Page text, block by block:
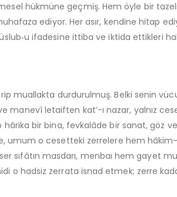
hükmüne geçmiş. Hem öyle bir
ediyor. Her asır, kendine hitap
ifadesine ittiba ve iktida ettikleri
muallakta durdurulmuş. Belki senin
letaiften kat’-ı nazar, yalnız
bir bina, fevkalâde bir sanat, göz
umum o cesetteki zerrelere hem
sıfâtın masdarı, menbaı hem gayet
o hadsiz zerrata isnad etmek; zerre